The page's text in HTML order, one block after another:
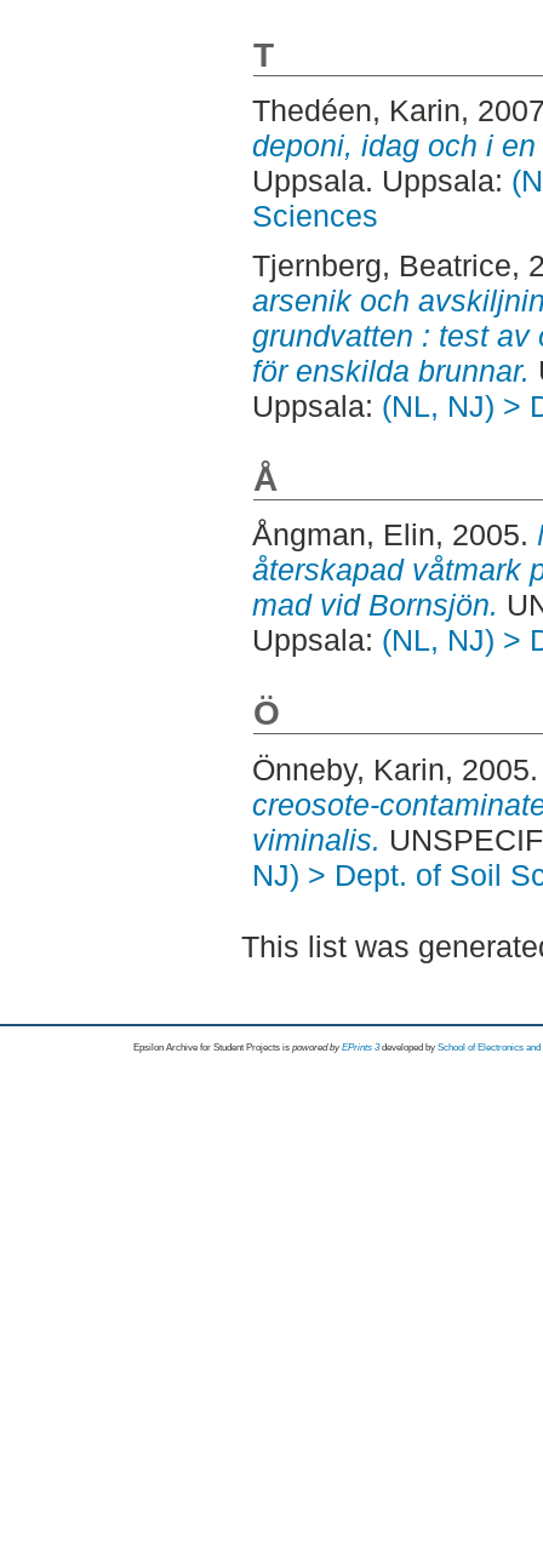
T
Thedéen, Karin,
deponi, idag och i
Uppsala. Uppsala:
Sciences
Tjernberg, Beatrice,
arsenik och
grundvatten : test
för enskilda brunnar.
Uppsala: (NL, NJ) >
Å
Ångman, Elin, 2005.
återskapad våtmark
mad vid Bornsjön.
Uppsala: (NL, NJ) >
Ö
Önneby, Karin,
creosote-
viminalis.
NJ) > Dept. of Soil
This list was
Epsilon Archive for Student Projects is powored byEPrints 3 developed by School of Electronics